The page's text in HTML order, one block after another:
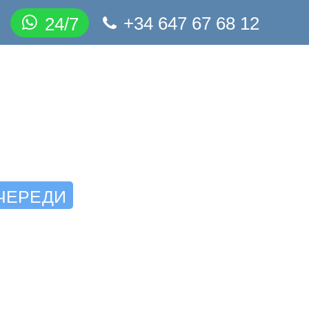
24/7 +34 647 67 68 12